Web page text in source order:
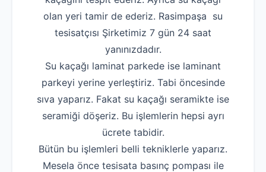
olan yeri tamir de ederiz. Rasimpaşa su
tesisatçısı Şirketimiz 7 gün 24 saat
yanınızdadır.
Su kaçağı laminat parkede ise laminant
parkeyi yerine yerleştiriz. Tabi öncesinde
sıva yaparız. Fakat su kaçağı seramikte ise
seramiği döşeriz. Bu işlemlerin hepsi ayrı
ücrete tabidir.
Bütün bu işlemleri belli tekniklerle yaparız.
Mesela önce tesisata basınç pompası ile